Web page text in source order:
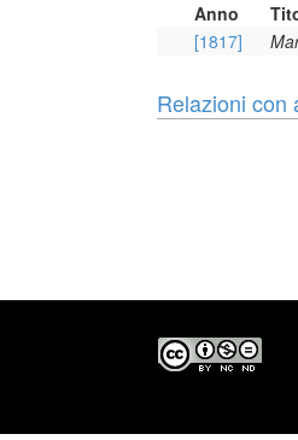
Anno
[1817]
Relazioni con